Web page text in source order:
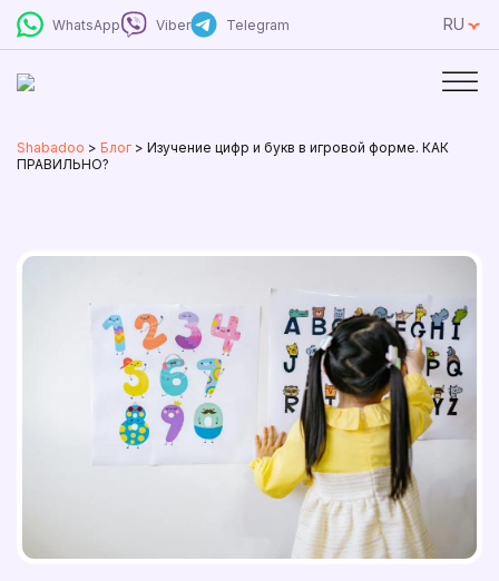
WhatsApp Viber Telegram RU
Shabadoo > Блог > Изучение цифр и букв в игровой форме. КАК
ПРАВИЛЬНО?